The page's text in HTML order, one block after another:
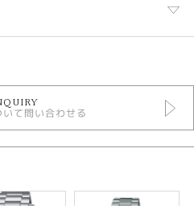
て問い合わせる